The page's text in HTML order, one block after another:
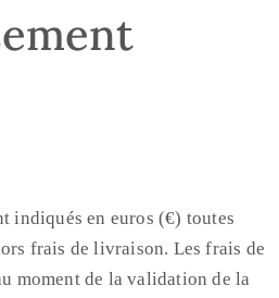
indiqués en euros (€) toutes
frais de livraison. Les frais de
moment de la validation de la